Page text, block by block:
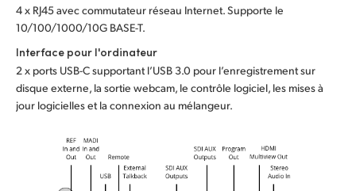
4 x RJ45 avec commutateur réseau Internet. Supporte le
10/100/1000/10G BASE-T.
Interface pour l'ordinateur
2 x ports USB-C supportant l’USB 3.0 pour l’enregistrement sur
disque externe, la sortie webcam, le contrôle logiciel, les mises à
jour logicielles et la connexion au mélangeur.